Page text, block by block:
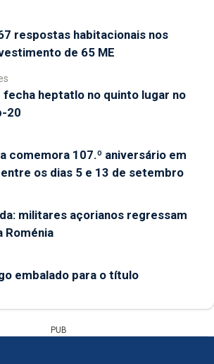
respostas habitacionais nos
de 65 ME
fecha heptatlo no quinto lugar no
20
comemora 107.º aniversário em
os dias 5 e 13 de setembro
militares açorianos regressam
Roménia
embalado para o título
PUB